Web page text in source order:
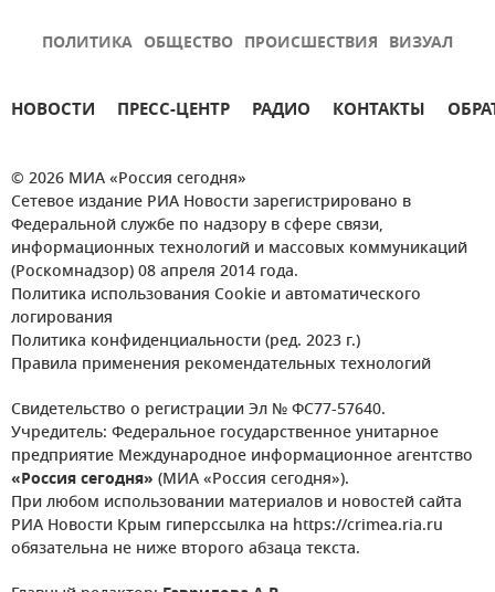
ПОЛИТИКА ОБЩЕСТВО ПРОИСШЕСТВИЯ ВИЗУАЛ
НОВОСТИ ПРЕСС-ЦЕНТР РАДИО КОНТАКТЫ
© 2026 МИА «Россия сегодня»
Сетевое издание РИА Новости зарегистрировано в
Федеральной службе по надзору в сфере связи,
информационных технологий и массовых коммуникаций
(Роскомнадзор) 08 апреля 2014 года.
Политика использования Cookie и автоматического
логирования
Политика конфиденциальности (ред. 2023 г.)
Правила применения рекомендательных технологий
Свидетельство о регистрации Эл № ФС77-57640.
Учредитель: Федеральное государственное унитарное
предприятие Международное информационное агентство
«Россия сегодня» (МИА «Россия сегодня»).
При любом использовании материалов и новостей сайта
РИА Новости Крым гиперссылка на https://crimea.ria.ru
обязательна не ниже второго абзаца текста.